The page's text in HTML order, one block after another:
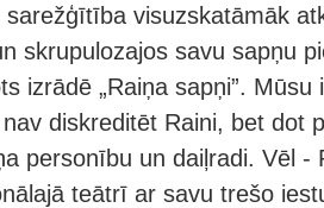
visuzskatāmāk
skrupulozajos savu sapņu
izrādē „Raiņa sapņi”. Mūsu
diskreditēt Raini, bet dot
personību un daiļradi. Vēl -
teātrī ar savu trešo